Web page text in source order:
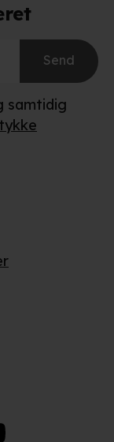
Send
samtidig